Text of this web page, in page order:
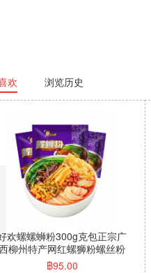
欢 浏览历史
10个月】康师傅香辣牛肉面
（桶装）108g มาม่าคัพ
ตรา"คังซือฝู"(ส้ม)
฿45.00